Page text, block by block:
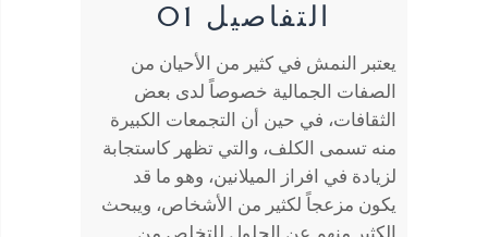
التفاصيل 01
يعتبر النمش في كثير من الأحيان من
الصفات الجمالية خصوصاً لدى بعض
الثقافات، في حين أن التجمعات الكبيرة
منه تسمى الكلف، والتي تظهر كاستجابة
لزيادة في افراز الميلانين، وهو ما قد
يكون مزعجاً لكثير من الأشخاص، ويبحث